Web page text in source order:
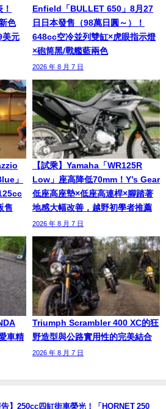
色
美元
Enfield「BULLET 650」8月27
日日本發售（98萬日圓～）！
648cc空冷並列雙缸×虎眼指示燈
×砲筒黑/戰艦藍兩色
2026 年 8 月 7 日
」
售
【試乘】Yamaha「WR125R
Low」座高降低70mm！Y’s Gear
低座高座墊×低座高連桿×腳踏著
地感大幅改善，越野初學者推薦
2026 年 8 月 7 日
車精
Triumph Scrambler 400 XC的狂
野造型與公路實用性的完美結合
2026 年 8 月 7 日
告】250cc四缸街車榮光！「HORNET 250